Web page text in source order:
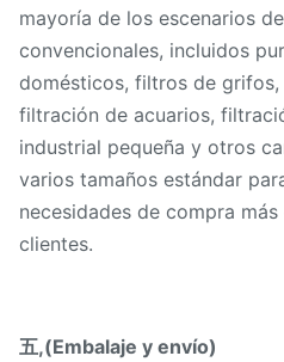
mayoría de los escenarios
convencionales, incluidos
domésticos, filtros de
filtración de acuarios,
industrial pequeña y otros
varios tamaños estándar
necesidades de compra
clientes.
五,(Embalaje y envío)